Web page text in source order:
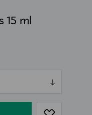
15 ml